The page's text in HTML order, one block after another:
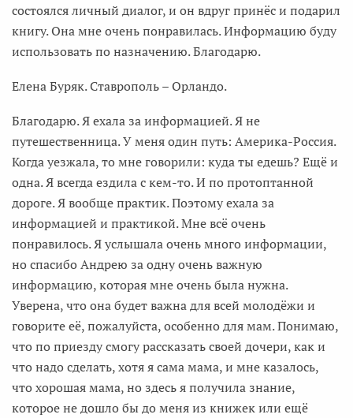
состоялся личный диалог, и он вдруг принёс и подарил
книгу. Она мне очень понравилась. Информацию буду
использовать по назначению. Благодарю.
Елена Буряк. Ставрополь – Орландо.
Благодарю. Я ехала за информацией. Я не
путешественница. У меня один путь: Америка-Россия.
Когда уезжала, то мне говорили: куда ты едешь? Ещё и
одна. Я всегда ездила с кем-то. И по протоптанной
дороге. Я вообще практик. Поэтому ехала за
информацией и практикой. Мне всё очень
понравилось. Я услышала очень много информации,
но спасибо Андрею за одну очень важную
информацию, которая мне очень была нужна.
Уверена, что она будет важна для всей молодёжи и
говорите её, пожалуйста, особенно для мам. Понимаю,
что по приезду смогу рассказать своей дочери, как и
что надо сделать, хотя я сама мама, и мне казалось,
что хорошая мама, но здесь я получила знание,
которое не дошло бы до меня из книжек или ещё